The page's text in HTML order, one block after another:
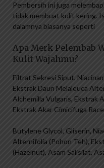
Pembersih ini juga
tidak membuat kulit kering.
dalamnya biasanya seperti
Apa Merk Pelembab
Kulit Wajahmu?
Filtrat Sekresi Siput,
Ekstrak Daun Melaleuca
Alchemilla Vulgaris, Ekstrak
Ekstrak Akar Cimicifuga
Butylene Glycol, Gliserin,
Alternifolia (Pohon Teh),
(Hazelnut), Asam Salisilat,